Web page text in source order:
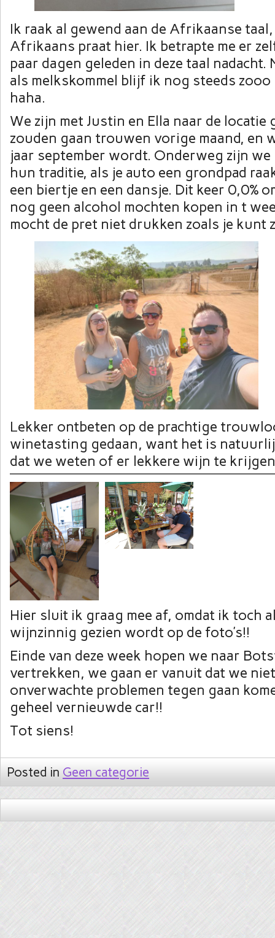
Ik raak al gewend aan de Afrikaanse
Afrikaans praat hier. Ik betrapte me er
paar dagen geleden in deze taal nadacht.
als melkskommel blijf ik nog steeds
haha.
We zijn met Justin en Ella naar de locatie
zouden gaan trouwen vorige maand, en
jaar september wordt. Onderweg zijn we
hun traditie, als je auto een grondpad
een biertje en een dansje. Dit keer 0,0%
nog geen alcohol mochten kopen in t
mocht de pret niet drukken zoals je kunt
Lekker ontbeten op de prachtige
winetasting gedaan, want het is
dat we weten of er lekkere wijn te
Hier sluit ik graag mee af, omdat ik toch
wijnzinnig gezien wordt op de foto’s!!
Einde van deze week hopen we naar
vertrekken, we gaan er vanuit dat we
onverwachte problemen tegen gaan
geheel vernieuwde car!!
Tot siens!
Posted in Geen categorie